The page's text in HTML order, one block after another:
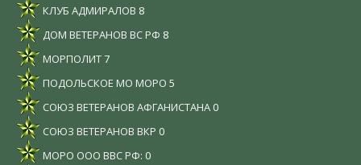
КЛУБ АДМИРАЛОВ 8
ДОМ ВЕТЕРАНОВ ВС РФ 8
МОРПОЛИТ7
ПОДОЛЬСКОЕ МО МОРО 5
СОЮЗ ВЕТЕРАНОВ АФГАНИСТАНА 0
СОЮЗ ВЕТЕРАНОВ ВКР 0
МОРО ООО ВВС РФ: 0